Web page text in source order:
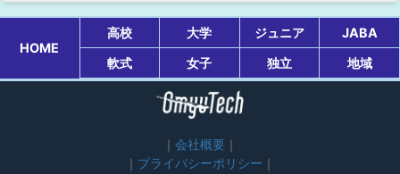
HOME
高校 大学 ジュニア
JABA
軟式
女子 独立 地域
会社概要
プライバシーポリシー